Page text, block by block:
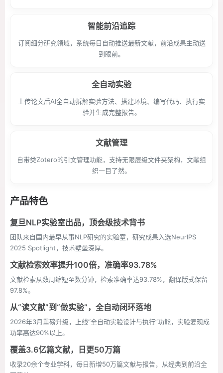
智能前沿追踪
订阅细分研究领域，系统每日自动推送最新文献，前沿成果主动送
到眼前。
全自动实验
上传论文后AI全自动拆解实验方法、搭建环境、编写代码、执行实
验并生成完整报告。
文献管理
自带类Zotero的引文管理功能，支持无限层级文件夹架构，文献组
织一目了然。
产品特色
复旦NLP实验室出品，顶会级技术背书
团队来自国内最早从事NLP研究的实验室，研究成果入选NeurIPS
2025 Spotlight，技术壁垒深厚。
文献检索效率提升100倍，准确率93.78%
文献检索从数周缩短至数分钟，检索准确率达93.78%，翻译版式保留
97.8%。
从“读文献”到“做实验”，全自动闭环落地
2026年3月重磅升级，上线“全自动实验设计与执行”功能，实验复现成
功率高达90%以上。
覆盖3.6亿篇文献，日更50万篇
收录20余个专业学科，每日新增50万篇文献与报告，从经典到前沿全